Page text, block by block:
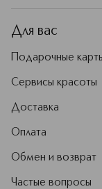
Для вас
Подарочные
Сервисы красоты
Доставка
Оплата
Обмен и возврат
Частые вопросы